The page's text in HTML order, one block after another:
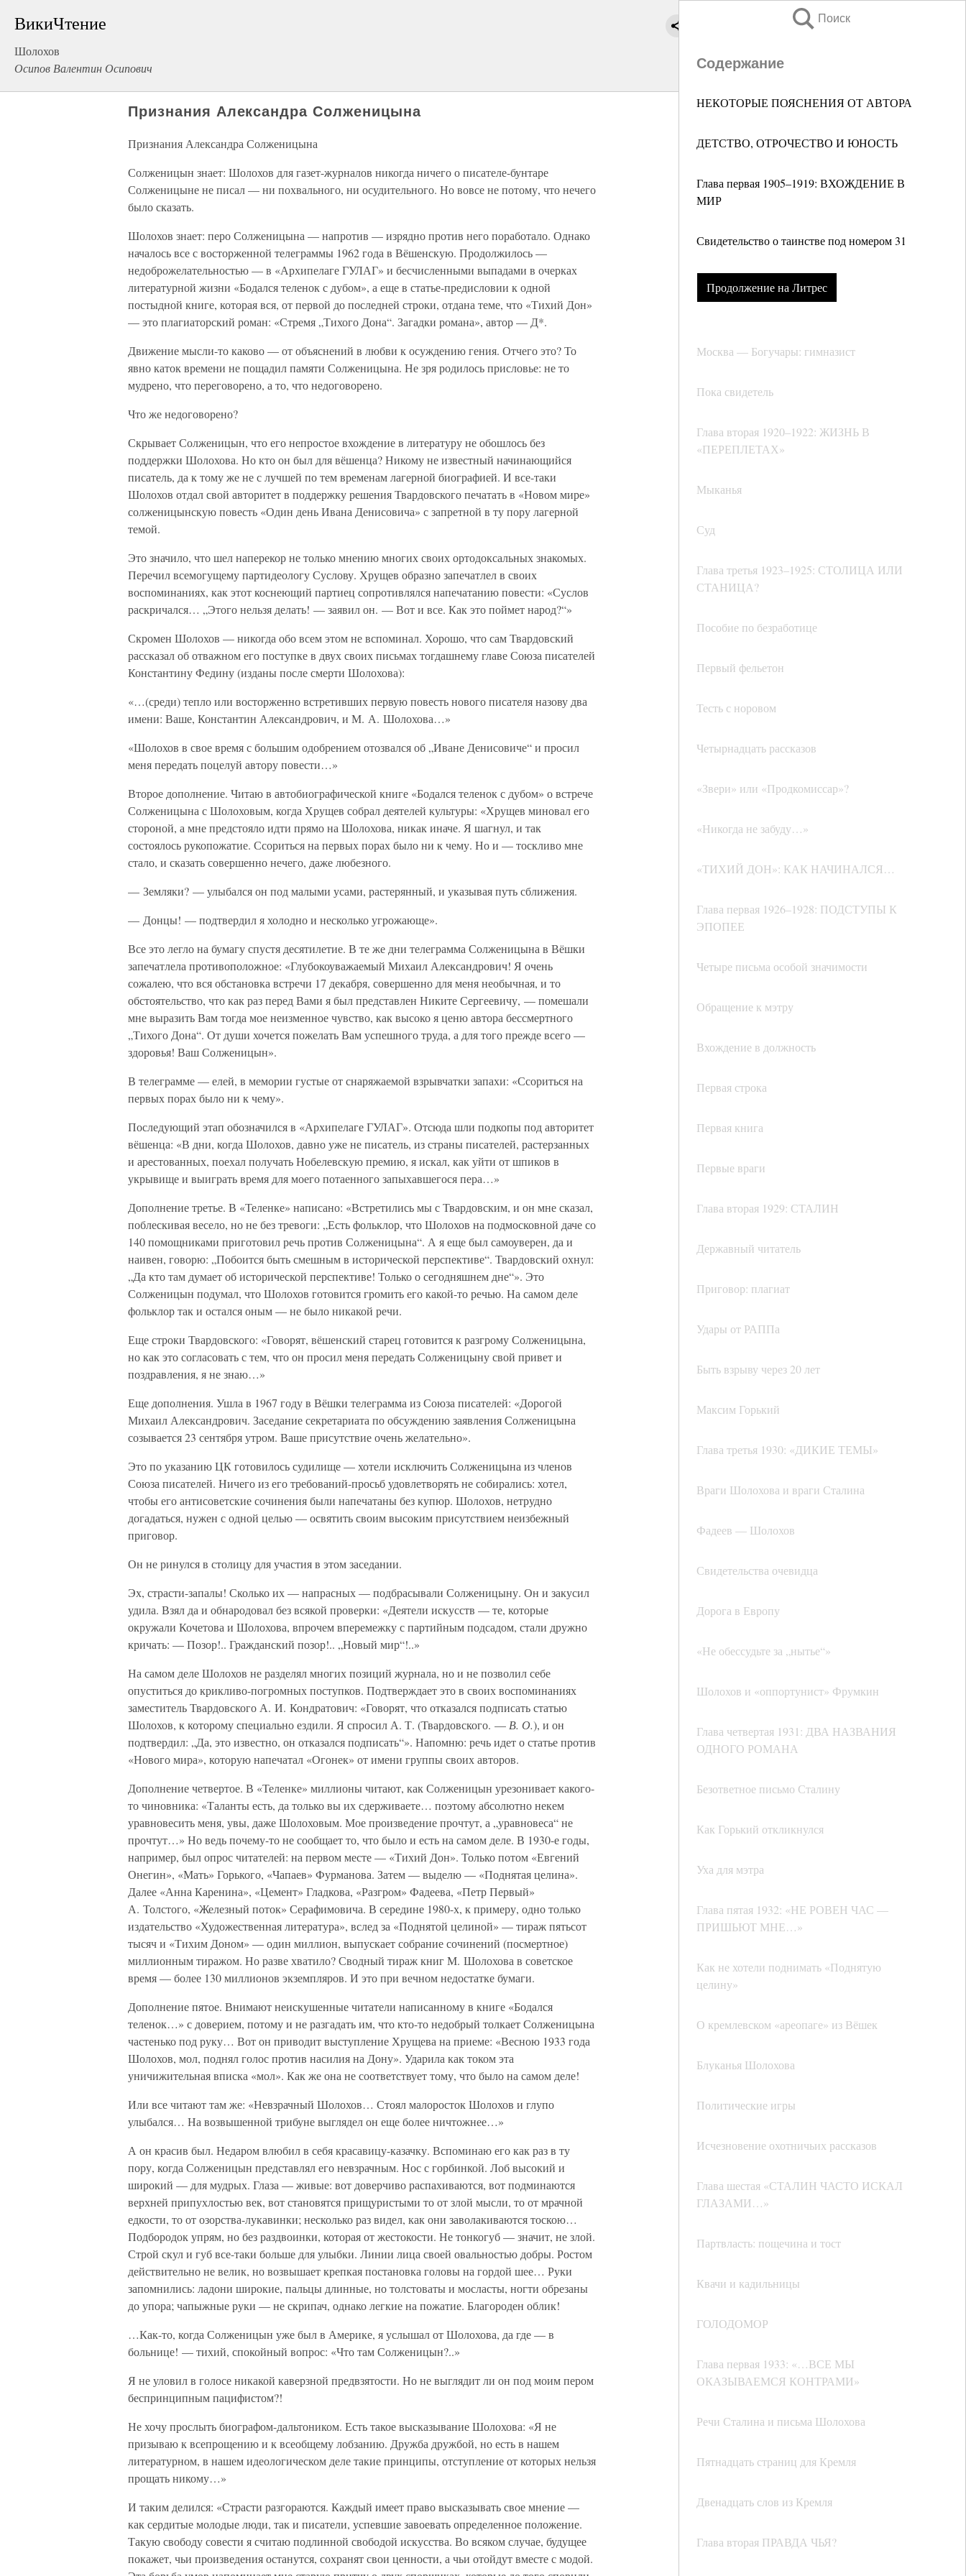
ВикиЧтение
Шолохов
Осипов Валентин Осипович
Поиск
Содержание
НЕКОТОРЫЕ ПОЯСНЕНИЯ ОТ АВТОРА
ДЕТСТВО, ОТРОЧЕСТВО И ЮНОСТЬ
Глава первая 1905–1919: ВХОЖДЕНИЕ В
МИР
Свидетельство о таинстве под номером 31
Продолжение на Литрес
Москва — Богучары: гимназист
Пока свидетель
Глава вторая 1920–1922: ЖИЗНЬ В
«ПЕРЕПЛЕТАХ»
Мыканья
Суд
Глава третья 1923–1925: СТОЛИЦА ИЛИ
СТАНИЦА?
Пособие по безработице
Первый фельетон
Тесть с норовом
Четырнадцать рассказов
«Звери» или «Продкомиссар»?
«Никогда не забуду…»
«ТИХИЙ ДОН»: КАК НАЧИНАЛСЯ…
Глава первая 1926–1928: ПОДСТУПЫ К
ЭПОПЕЕ
Четыре письма особой значимости
Обращение к мэтру
Вхождение в должность
Первая строка
Первая книга
Первые враги
Глава вторая 1929: СТАЛИН
Державный читатель
Приговор: плагиат
Удары от РАППа
Быть взрыву через 20 лет
Максим Горький
Глава третья 1930: «ДИКИЕ ТЕМЫ»
Враги Шолохова и враги Сталина
Фадеев — Шолохов
Свидетельства очевидца
Дорога в Европу
«Не обессудьте за „нытье“»
Шолохов и «оппортунист» Фрумкин
Глава четвертая 1931: ДВА НАЗВАНИЯ
ОДНОГО РОМАНА
Безответное письмо Сталину
Как Горький откликнулся
Уха для мэтра
Глава пятая 1932: «НЕ РОВЕН ЧАС —
ПРИШЬЮТ МНЕ…»
Как не хотели поднимать «Поднятую
целину»
О кремлевском «ареопаге» из Вёшек
Блуканья Шолохова
Политические игры
Исчезновение охотничьих рассказов
Глава шестая «СТАЛИН ЧАСТО ИСКАЛ
ГЛАЗАМИ…»
Партвласть: пощечина и тост
Квачи и кадильницы
ГОЛОДОМОР
Глава первая 1933: «…ВСЕ МЫ
ОКАЗЫВАЕМСЯ КОНТРАМИ»
Речи Сталина и письма Шолохова
Пятнадцать страниц для Кремля
Двенадцать слов из Кремля
Глава вторая ПРАВДА ЧЬЯ?
Признания Александра Солженицына
Признания Александра Солженицына
Солженицын знает: Шолохов для газет-журналов никогда ничего о писателе-бунтаре
Солженицыне не писал — ни похвального, ни осудительного. Но вовсе не потому, что нечего
было сказать.
Шолохов знает: перо Солженицына — напротив — изрядно против него поработало. Однако
началось все с восторженной телеграммы 1962 года в Вёшенскую. Продолжилось —
недоброжелательностью — в «Архипелаге ГУЛАГ» и бесчисленными выпадами в очерках
литературной жизни «Бодался теленок с дубом», а еще в статье-предисловии к одной
постыдной книге, которая вся, от первой до последней строки, отдана теме, что «Тихий Дон»
— это плагиаторский роман: «Стремя „Тихого Дона“. Загадки романа», автор — Д*.
Движение мысли-то каково — от объяснений в любви к осуждению гения. Отчего это? То
явно каток времени не пощадил памяти Солженицына. Не зря родилось присловье: не то
мудрено, что переговорено, а то, что недоговорено.
Что же недоговорено?
Скрывает Солженицын, что его непростое вхождение в литературу не обошлось без
поддержки Шолохова. Но кто он был для вёшенца? Никому не известный начинающийся
писатель, да к тому же не с лучшей по тем временам лагерной биографией. И все-таки
Шолохов отдал свой авторитет в поддержку решения Твардовского печатать в «Новом мире»
солженицынскую повесть «Один день Ивана Денисовича» с запретной в ту пору лагерной
темой.
Это значило, что шел наперекор не только мнению многих своих ортодоксальных знакомых.
Перечил всемогущему партидеологу Суслову. Хрущев образно запечатлел в своих
воспоминаниях, как этот коснеющий партиец сопротивлялся напечатанию повести: «Суслов
раскричался… „Этого нельзя делать! — заявил он. — Вот и все. Как это поймет народ?“»
Скромен Шолохов — никогда обо всем этом не вспоминал. Хорошо, что сам Твардовский
рассказал об отважном его поступке в двух своих письмах тогдашнему главе Союза писателей
Константину Федину (изданы после смерти Шолохова):
«…(среди) тепло или восторженно встретивших первую повесть нового писателя назову два
имени: Ваше, Константин Александрович, и М. А. Шолохова…»
«Шолохов в свое время с большим одобрением отозвался об „Иване Денисовиче“ и просил
меня передать поцелуй автору повести…»
Второе дополнение. Читаю в автобиографической книге «Бодался теленок с дубом» о встрече
Солженицына с Шолоховым, когда Хрущев собрал деятелей культуры: «Хрущев миновал его
стороной, а мне предстояло идти прямо на Шолохова, никак иначе. Я шагнул, и так
состоялось рукопожатие. Ссориться на первых порах было ни к чему. Но и — тоскливо мне
стало, и сказать совершенно нечего, даже любезного.
— Земляки? — улыбался он под малыми усами, растерянный, и указывая путь сближения.
— Донцы! — подтвердил я холодно и несколько угрожающе».
Все это легло на бумагу спустя десятилетие. В те же дни телеграмма Солженицына в Вёшки
запечатлела противоположное: «Глубокоуважаемый Михаил Александрович! Я очень
сожалею, что вся обстановка встречи 17 декабря, совершенно для меня необычная, и то
обстоятельство, что как раз перед Вами я был представлен Никите Сергеевичу, — помешали
мне выразить Вам тогда мое неизменное чувство, как высоко я ценю автора бессмертного
„Тихого Дона“. От души хочется пожелать Вам успешного труда, а для того прежде всего —
здоровья! Ваш Солженицын».
В телеграмме — елей, в мемории густые от снаряжаемой взрывчатки запахи: «Ссориться на
первых порах было ни к чему».
Последующий этап обозначился в «Архипелаге ГУЛАГ». Отсюда шли подкопы под авторитет
вёшенца: «В дни, когда Шолохов, давно уже не писатель, из страны писателей, растерзанных
и арестованных, поехал получать Нобелевскую премию, я искал, как уйти от шпиков в
укрывище и выиграть время для моего потаенного запыхавшегося пера…»
Дополнение третье. В «Теленке» написано: «Встретились мы с Твардовским, и он мне сказал,
поблескивая весело, но не без тревоги: „Есть фольклор, что Шолохов на подмосковной даче со
140 помощниками приготовил речь против Солженицына“. А я еще был самоуверен, да и
наивен, говорю: „Побоится быть смешным в исторической перспективе“. Твардовский охнул:
„Да кто там думает об исторической перспективе! Только о сегодняшнем дне“». Это
Солженицын подумал, что Шолохов готовится громить его какой-то речью. На самом деле
фольклор так и остался оным — не было никакой речи.
Еще строки Твардовского: «Говорят, вёшенский старец готовится к разгрому Солженицына,
но как это согласовать с тем, что он просил меня передать Солженицыну свой привет и
поздравления, я не знаю…»
Еще дополнения. Ушла в 1967 году в Вёшки телеграмма из Союза писателей: «Дорогой
Михаил Александрович. Заседание секретариата по обсуждению заявления Солженицына
созывается 23 сентября утром. Ваше присутствие очень желательно».
Это по указанию ЦК готовилось судилище — хотели исключить Солженицына из членов
Союза писателей. Ничего из его требований-просьб удовлетворять не собирались: хотел,
чтобы его антисоветские сочинения были напечатаны без купюр. Шолохов, нетрудно
догадаться, нужен с одной целью — освятить своим высоким присутствием неизбежный
приговор.
Он не ринулся в столицу для участия в этом заседании.
Эх, страсти-запалы! Сколько их — напрасных — подбрасывали Солженицыну. Он и закусил
удила. Взял да и обнародовал без всякой проверки: «Деятели искусств — те, которые
окружали Кочетова и Шолохова, впрочем вперемежку с партийным подсадом, стали дружно
кричать: — Позор!.. Гражданский позор!.. „Новый мир“!..»
На самом деле Шолохов не разделял многих позиций журнала, но и не позволил себе
опуститься до крикливо-погромных поступков. Подтверждает это в своих воспоминаниях
заместитель Твардовского А. И. Кондратович: «Говорят, что отказался подписать статью
Шолохов, к которому специально ездили. Я спросил А. Т. (Твардовского. — В. О.), и он
подтвердил: „Да, это известно, он отказался подписать“». Напомню: речь идет о статье против
«Нового мира», которую напечатал «Огонек» от имени группы своих авторов.
Дополнение четвертое. В «Теленке» миллионы читают, как Солженицын урезонивает какого-
то чиновника: «Таланты есть, да только вы их сдерживаете… поэтому абсолютно некем
уравновесить меня, увы, даже Шолоховым. Мое произведение прочтут, а „уравновеса“ не
прочтут…» Но ведь почему-то не сообщает то, что было и есть на самом деле. В 1930-е годы,
например, был опрос читателей: на первом месте — «Тихий Дон». Только потом «Евгений
Онегин», «Мать» Горького, «Чапаев» Фурманова. Затем — выделю — «Поднятая целина».
Далее «Анна Каренина», «Цемент» Гладкова, «Разгром» Фадеева, «Петр Первый»
А. Толстого, «Железный поток» Серафимовича. В середине 1980-х, к примеру, одно только
издательство «Художественная литература», вслед за «Поднятой целиной» — тираж пятьсот
тысяч и «Тихим Доном» — один миллион, выпускает собрание сочинений (посмертное)
миллионным тиражом. Но разве хватило? Сводный тираж книг М. Шолохова в советское
время — более 130 миллионов экземпляров. И это при вечном недостатке бумаги.
Дополнение пятое. Внимают неискушенные читатели написанному в книге «Бодался
теленок…» с доверием, потому и не разгадать им, что кто-то недобрый толкает Солженицына
частенько под руку… Вот он приводит выступление Хрущева на приеме: «Весною 1933 года
Шолохов, мол, поднял голос против насилия на Дону». Ударила как током эта
уничижительная вписка «мол». Как же она не соответствует тому, что было на самом деле!
Или все читают там же: «Невзрачный Шолохов… Стоял малоросток Шолохов и глупо
улыбался… На возвышенной трибуне выглядел он еще более ничтожнее…»
А он красив был. Недаром влюбил в себя красавицу-казачку. Вспоминаю его как раз в ту
пору, когда Солженицын представлял его невзрачным. Нос с горбинкой. Лоб высокий и
широкий — для мудрых. Глаза — живые: вот доверчиво распахиваются, вот подминаются
верхней припухлостью век, вот становятся прищуристыми то от злой мысли, то от мрачной
едкости, то от озорства-лукавинки; несколько раз видел, как они заволакиваются тоскою…
Подбородок упрям, но без раздвоинки, которая от жестокости. Не тонкогуб — значит, не злой.
Строй скул и губ все-таки больше для улыбки. Линии лица своей овальностью добры. Ростом
действительно не велик, но возвышает крепкая постановка головы на гордой шее… Руки
запомнились: ладони широкие, пальцы длинные, но толстоваты и мосласты, ногти обрезаны
до упора; чапыжные руки — не скрипач, однако легкие на пожатие. Благороден облик!
…Как-то, когда Солженицын уже был в Америке, я услышал от Шолохова, да где — в
больнице! — тихий, спокойный вопрос: «Что там Солженицын?..»
Я не уловил в голосе никакой каверзной предвзятости. Но не выглядит ли он под моим пером
беспринципным пацифистом?!
Не хочу прослыть биографом-дальтоником. Есть такое высказывание Шолохова: «Я не
призываю к всепрощению и к всеобщему лобзанию. Дружба дружбой, но есть в нашем
литературном, в нашем идеологическом деле такие принципы, отступление от которых нельзя
прощать никому…»
И таким делился: «Страсти разгораются. Каждый имеет право высказывать свое мнение —
как сердитые молодые люди, так и писатели, успевшие завоевать определенное положение.
Такую свободу совести я считаю подлинной свободой искусства. Во всяком случае, будущее
покажет, чьи произведения останутся, сохранят свои ценности, а чьи отойдут вместе с модой.